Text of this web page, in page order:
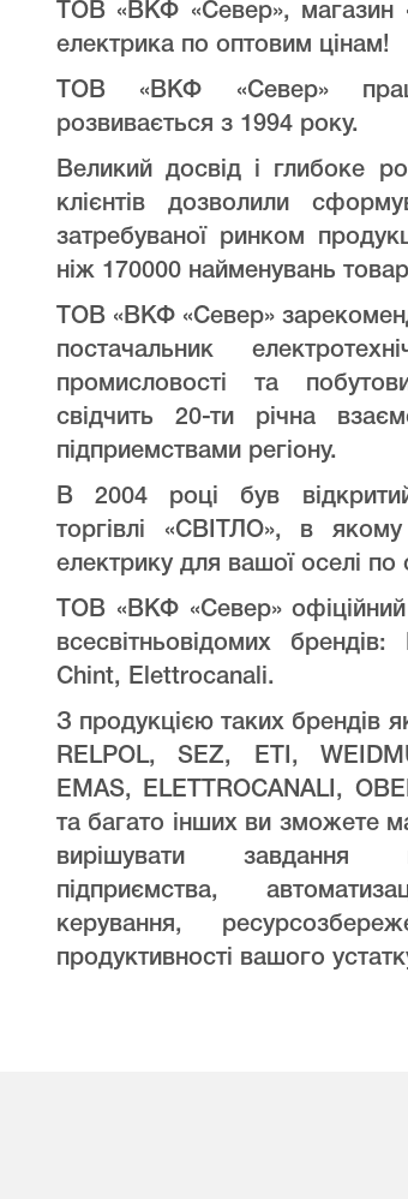
ТОВ «ВКФ «Север», магазин
електрика по оптовим цінам!
ТОВ «ВКФ «Север»
розвивається з 1994 року.
Великий досвід і глибоке
клієнтів дозволили
затребуваної ринком
ніж 170000 найменувань
ТОВ «ВКФ «Север»
постачальник
промисловості та
свідчить 20-ти річна
підприемствами регіону.
В 2004 році був
торгівлі «СВІТЛО», в
електрику для вашої оселі по
ТОВ «ВКФ «Север»
всесвітньовідомих
Chint, Elettrocanali.
З продукцією таких брендів
RELPOL, SEZ, ETI,
EMAS, ELETTROCANALI,
та багато інших ви зможете
вирішувати завдання
підприємства,
керування,
продуктивності вашого